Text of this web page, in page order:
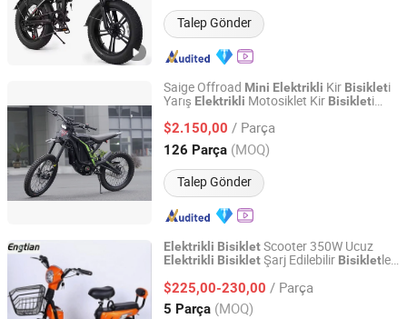
Talep Gönder
Saige Offroad Mini Elektrikli Kir Bisikleti
Yarış Elektrikli Motosiklet Kir Bisikleti
$2.150,00 / Parça
126 Parça (MOQ)
Talep Gönder
Wuxi Xushi Thunder International Trade Co., Ltd.
Jiangsu, China Fiyat 2022
Elektrikli BisikletScooter 350W Ucuz
Elektrikli Bisiklet Şarj Edilebilir Bisikletler
$225,00-230,00 / Parça
5 Parça (MOQ)
Wuxi Tenghui Electric Vehicles Co., Ltd.
Jiangsu, China Fiyat 2021